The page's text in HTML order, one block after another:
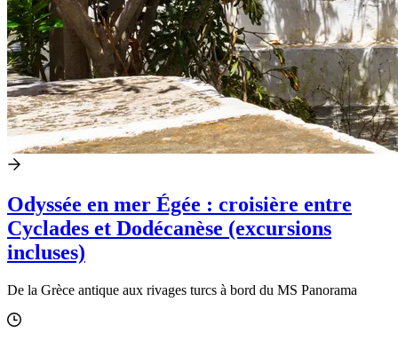
Odyssée en mer Égée : croisière entre
Cyclades et Dodécanèse (excursions
incluses)
De la Grèce antique aux rivages turcs à bord du MS Panorama